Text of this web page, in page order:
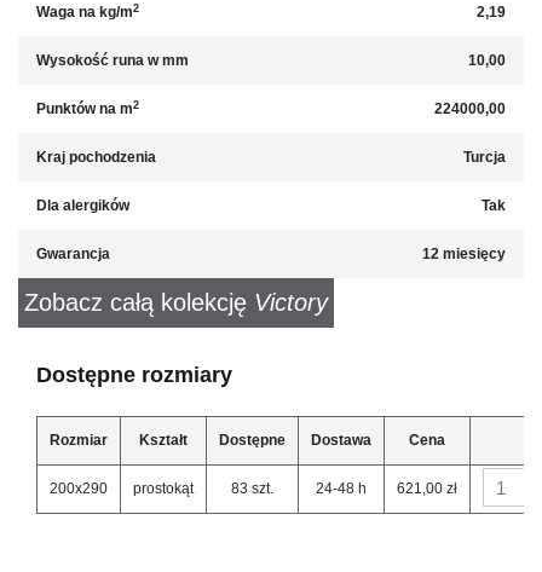
Waga na kg/m2 2,19
Wysokość runa w mm 10,00
Punktów na m2 224000,00
Kraj pochodzenia Turcja
Dla alergików Tak
Gwarancja 12 miesięcy
Zobacz całą kolekcję Victory
Dostępne rozmiary
Rozmiar Kształt Dostępne Dostawa Cena
200x290 prostokąt 83 szt. 24-48 h 621,00 zł